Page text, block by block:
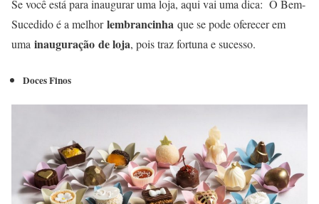
Se você está para inaugurar uma loja, aqui vai uma dica: O Bem-
Sucedido é a melhorlembrancinha que se pode oferecer em
uma inauguração de loja, pois traz fortuna e sucesso.
Doces Finos